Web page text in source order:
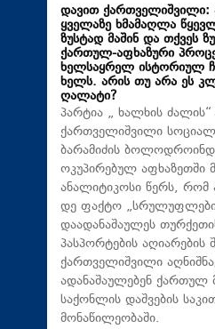
დავით ქართველიშვილი:
ყველაზე ხმამაღლა
ზუსტად მაშინ და თქვეს
ქართულ-აფხაზური
ხელსაყრელ ისტორიულ
ხელს. არის თუ არა ეს
ღალატი?
პარტია „ ხალხის
ქართველიშვილი
ბარამიძის
ოკუპირებულ აფხაზეთში
ანალიტიკოსი წერს, რომ
დე ფაქტო
დაადანაშაულეს
პასპორტების აღიარების
ქართველიშვილი
ადანაშაულებენ ქართულ
საქონლის დაშვების
მონაწილეობაში.